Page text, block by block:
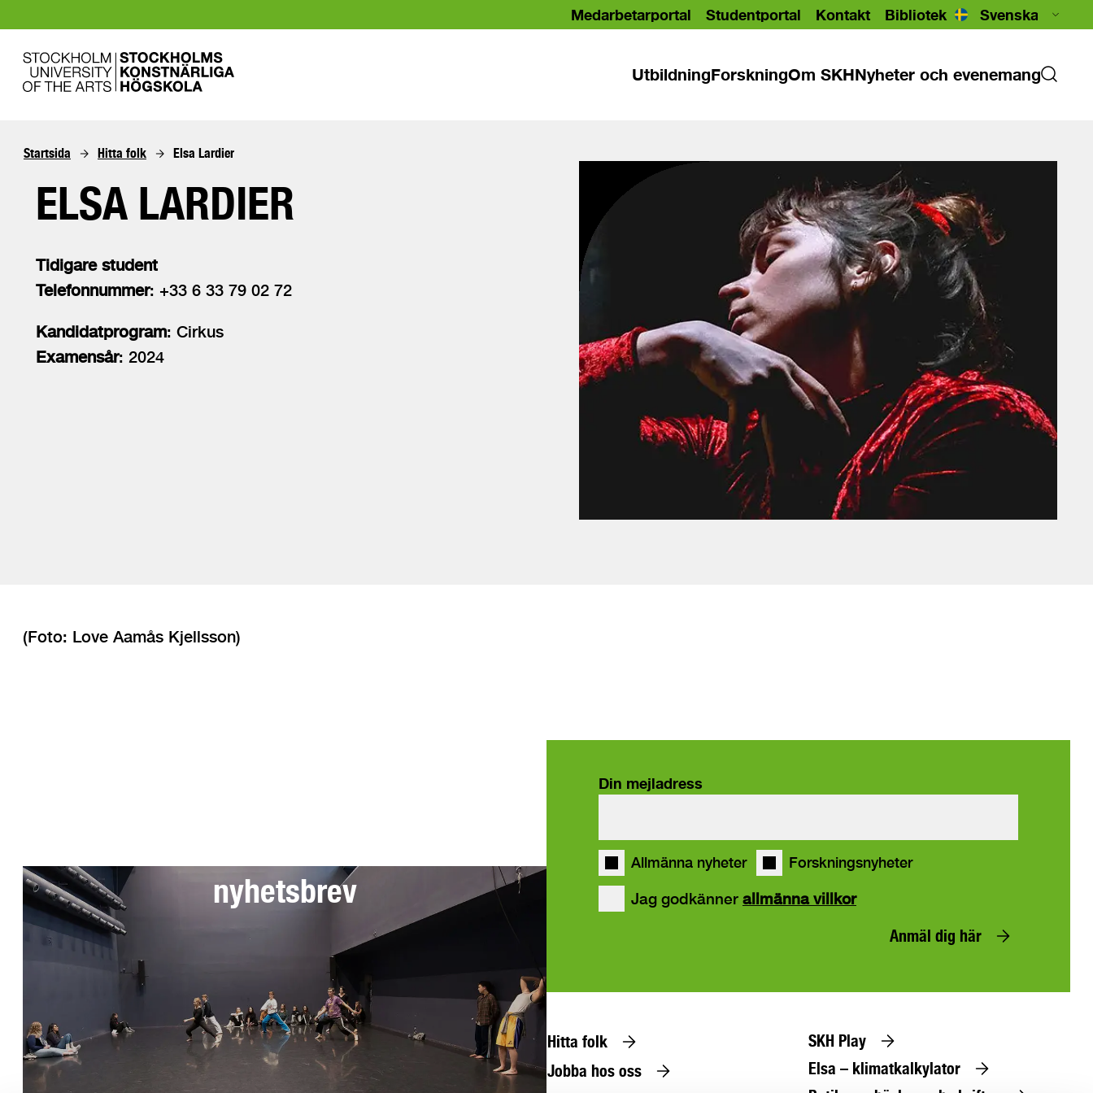
Medarbetarportal Studentportal Kontakt Bibliotek
UtbildningForskningOm SKHNyheter och evenemang
Startsida Hitta folk Elsa Lardier
ELSA LARDIER
Tidigare student
Telefonnummer: +33 6 33 79 02 72
Kandidatprogram: Cirkus
Examensår: 2024
(Foto: Love Aamås Kjellsson)
nyhetsbrev
Din mejladress
Allmänna nyheter Forskningsnyheter
Jag godkänner allmänna villkor
Anmäl dig här
Hitta folk
Jobba hos oss
SKH Play
Elsa – klimatkalkylator